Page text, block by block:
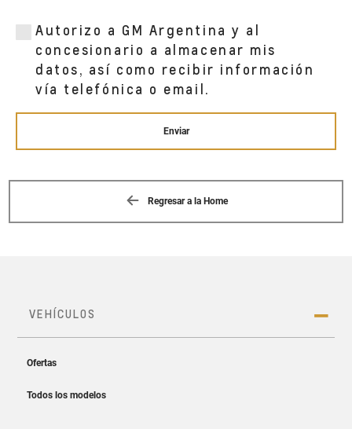
Autorizo a GM Argentina y al
concesionario a almacenar mis
datos, así como recibir información
vía telefónica o email.
Enviar
Regresar a la Home